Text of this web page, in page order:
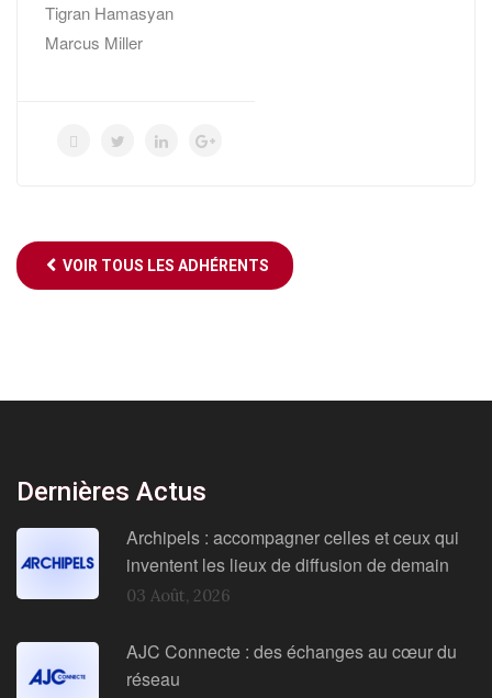
Tigran Hamasyan
Marcus Miller
VOIR TOUS LES ADHÉRENTS
Dernières Actus
Archipels : accompagner celles et ceux qui
inventent les lieux de diffusion de demain
03 Août, 2026
AJC Connecte : des échanges au cœur du
réseau